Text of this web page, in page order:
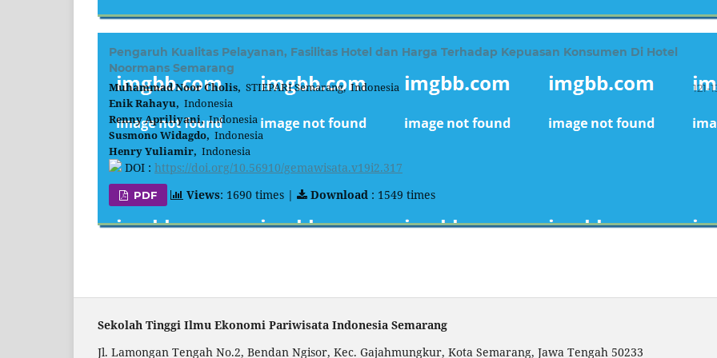
Pengaruh Kualitas Pelayanan, Fasilitas Hotel dan Harga Terhadap Kepuasan Konsumen Di Hotel
Noormans Semarang
Muhammad Noor Cholis, STIEPARI Semarang, Indonesia
Enik Rahayu, Indonesia
Renny Apriliyani,Indonesia
Susmono Widagdo, Indonesia
Henry Yuliamir, Indonesia
121-
DOI : https://doi.org/10.56910/gemawisata.v19i2.317
PDF Views: 1690 times | Download : 1549 times
Sekolah Tinggi Ilmu Ekonomi Pariwisata Indonesia Semarang
Jl. Lamongan Tengah No.2, Bendan Ngisor, Kec. Gajahmungkur, Kota Semarang, Jawa Tengah 50233